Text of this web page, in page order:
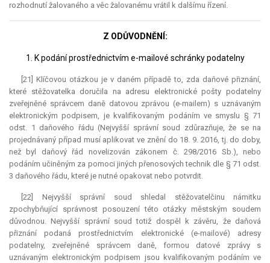
rozhodnutí žalovaného a věc žalovanému vrátil k dalšímu řízení.
Z ODŮVODNĚNÍ:
1. K podání prostřednictvím e-mailové schránky podatelny
[21] Klíčovou otázkou je v daném případě to, zda daňové přiznání,
které stěžovatelka doručila na adresu elektronické pošty podatelny
zveřejněné správcem daně datovou zprávou (e-mailem) s uznávaným
elektronickým podpisem, je kvalifikovaným podáním ve smyslu § 71
odst. 1 daňového řádu (Nejvyšší správní soud zdůrazňuje, že se na
projednávaný případ musí aplikovat ve znění do 18. 9. 2016, tj. do doby,
než byl daňový řád novelizován zákonem č. 298/2016 Sb.), nebo
podáním učiněným za pomoci jiných přenosových technik dle § 71 odst.
3 daňového řádu, které je nutné opakovat nebo potvrdit.
[22] Nejvyšší správní soud shledal stěžovatelčinu námitku
zpochybňující správnost posouzení této otázky městským soudem
důvodnou. Nejvyšší správní soud totiž dospěl k závěru, že daňová
přiznání podaná prostřednictvím elektronické (e-mailové) adresy
podatelny, zveřejněné správcem daně, formou datové zprávy s
uznávaným elektronickým podpisem jsou kvalifikovaným podáním ve